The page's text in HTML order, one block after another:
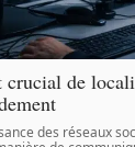
de
des réseaux